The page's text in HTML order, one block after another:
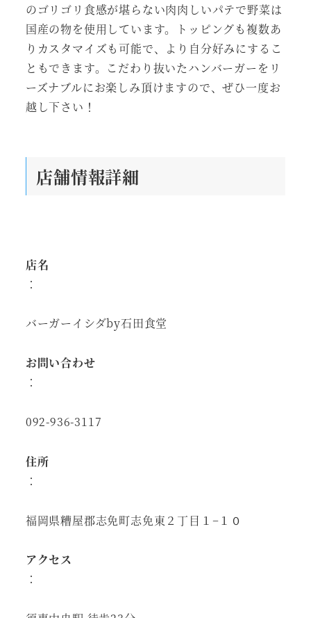
のゴリゴリ食感が堪らない肉肉しいパテで野菜は
国産の物を使用しています。トッピングも複数あ
りカスタマイズも可能で、より自分好みにするこ
ともできます。こだわり抜いたハンバーガーをリ
ーズナブルにお楽しみ頂けますので、ぜひ一度お
越し下さい！
店舗情報詳細
店名
：
バーガーイシダby石田食堂
お問い合わせ
：
092-936-3117
住所
：
福岡県糟屋郡志免町志免東２丁目１−１０
アクセス
：